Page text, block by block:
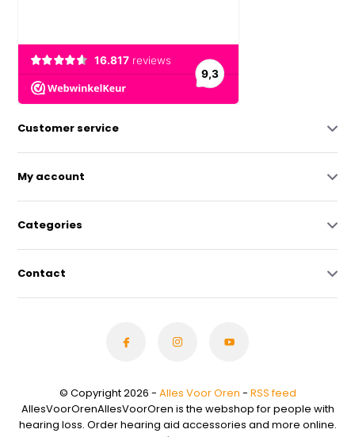
Customer service
My account
Categories
Contact
© Copyright 2026 - Alles Voor Oren - RSS feed
AllesVoorOrenAllesVoorOren is the webshop for people with
hearing loss. Order hearing aid accessories and more online.